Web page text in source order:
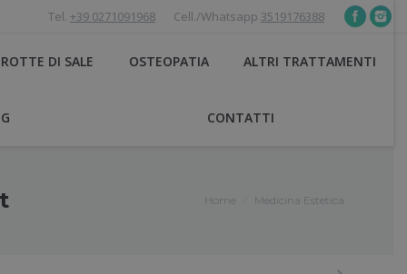
Tel. +39 0271091968 Cell./Whatsapp 3519176388
DI SALE OSTEOPATIA ALTRI TRATTAMENTI
CONTATTI
You are here:
Home Medicina Estetica